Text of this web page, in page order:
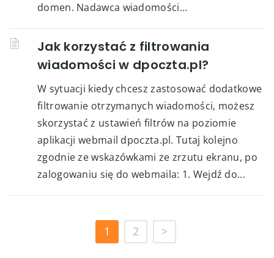
domen. Nadawca wiadomości...
Jak korzystać z filtrowania
wiadomości w dpoczta.pl?
W sytuacji kiedy chcesz zastosować dodatkowe
filtrowanie otrzymanych wiadomości, możesz
skorzystać z ustawień filtrów na poziomie
aplikacji webmail dpoczta.pl. Tutaj kolejno
zgodnie ze wskazówkami ze zrzutu ekranu, po
zalogowaniu się do webmaila: 1. Wejdź do...
1 2 >